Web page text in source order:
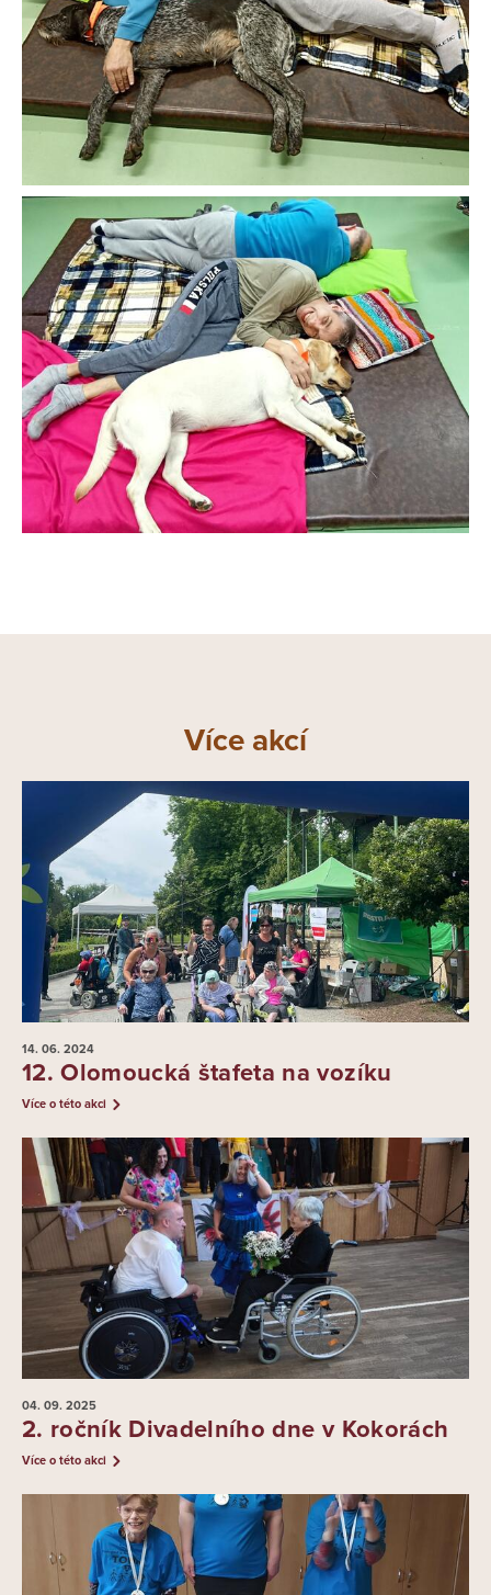
Více akcí
14. 06. 2024
12. Olomoucká štafeta na vozíku
Více o této akci
04. 09. 2025
2. ročník Divadelního dne v Kokorách
Více o této akci